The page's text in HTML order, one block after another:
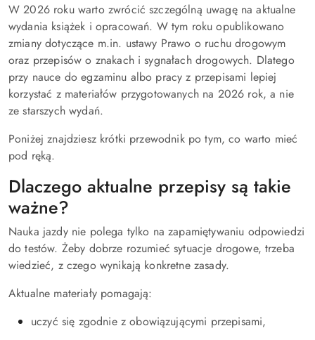
W 2026 roku warto zwrócić szczególną uwagę na aktualne
wydania książek i opracowań. W tym roku opublikowano
zmiany dotyczące m.in. ustawy Prawo o ruchu drogowym
oraz przepisów o znakach i sygnałach drogowych. Dlatego
przy nauce do egzaminu albo pracy z przepisami lepiej
korzystać z materiałów przygotowanych na 2026 rok, a nie
ze starszych wydań.
Poniżej znajdziesz krótki przewodnik po tym, co warto mieć
pod ręką.
Dlaczego aktualne przepisy są takie
ważne?
Nauka jazdy nie polega tylko na zapamiętywaniu odpowiedzi
do testów. Żeby dobrze rozumieć sytuacje drogowe, trzeba
wiedzieć, z czego wynikają konkretne zasady.
Aktualne materiały pomagają:
uczyć się zgodnie z obowiązującymi przepisami,